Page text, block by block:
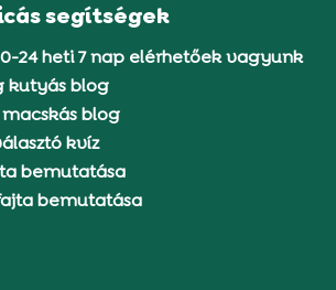
segítségek
24 heti 7 nap elérhetőek vagyunk
kutyás blog
blog
kvíz
bemutatása
bemutatása